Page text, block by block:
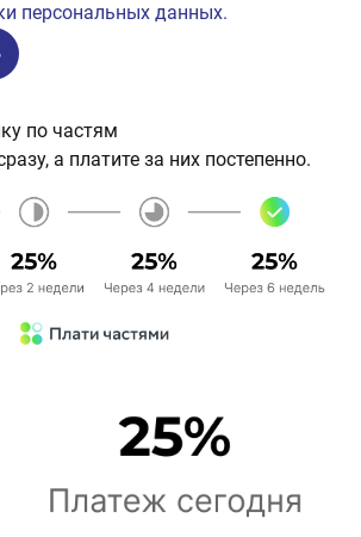
персональных данных.
по частям
а платите за них постепенно.